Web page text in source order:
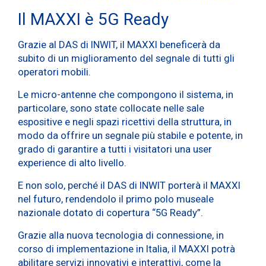
Il MAXXI è 5G Ready
Grazie al DAS di INWIT, il MAXXI beneficerà da
subito di un miglioramento del segnale di tutti gli
operatori mobili.
Le micro-antenne che compongono il sistema, in
particolare, sono state collocate nelle sale
espositive e negli spazi ricettivi della struttura, in
modo da offrire un segnale più stabile e potente, in
grado di garantire a tutti i visitatori una user
experience di alto livello.
E non solo, perché il DAS di INWIT porterà il MAXXI
nel futuro, rendendolo il primo polo museale
nazionale dotato di copertura “5G Ready”.
Grazie alla nuova tecnologia di connessione, in
corso di implementazione in Italia, il MAXXI potrà
abilitare servizi innovativi e interattivi, come la